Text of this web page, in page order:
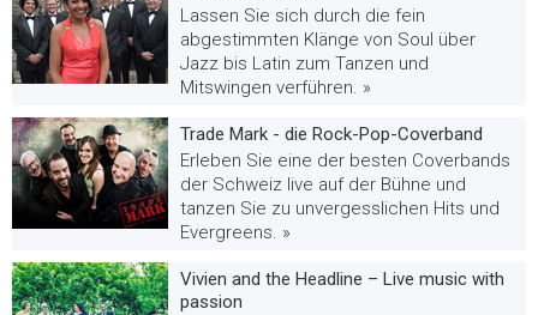
Lassen Sie sich durch die fein
abgestimmten Klänge von Soul über
Jazz bis Latin zum Tanzen und
Mitswingen verführen. »
Trade Mark - die Rock-Pop-Coverband
Erleben Sie eine der besten Coverbands
der Schweiz live auf der Bühne und
tanzen Sie zu unvergesslichen Hits und
Evergreens. »
Vivien and the Headline – Live music with
passion